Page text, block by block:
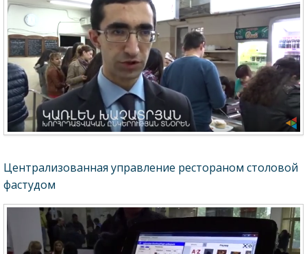
Централизованная управление рестораном столовой
фастудом